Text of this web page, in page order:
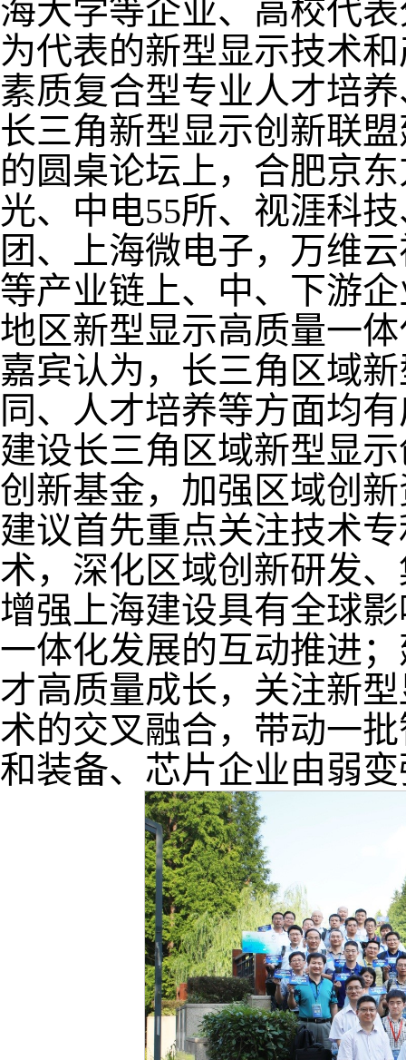
海大学等企业、高校代
为代表的新型显示技术
素质复合型专业人才培
长三角新型显示创新联
的圆桌论坛上，合肥京
光、中电55所、视涯科
团、上海微电子，万维
等产业链上、中、下游
地区新型显示高质量一
嘉宾认为，长三角区域
同、人才培养等方面均
建设长三角区域新型显
创新基金，加强区域创
建议首先重点关注技术
术，深化区域创新研发
增强上海建设具有全球
一体化发展的互动推进
才高质量成长，关注新
术的交叉融合，带动一
和装备、芯片企业由弱